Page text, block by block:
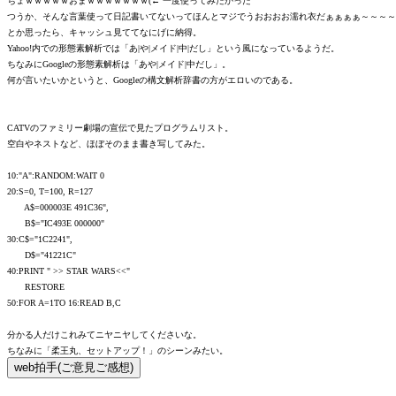
つうか、そんな言葉使って日記書いてないってほんとマジでうおおおお濡れ衣だぁぁぁぁ～～～
とか思ったら、キャッシュ見ててなにげに納得。
Yahoo!内での形態素解析では「あ|や|メイド|中|だし」という風になっているようだ。
ちなみにGoogleの形態素解析は「あや|メイド|中だし」。
何が言いたいかというと、Googleの構文解析辞書の方がエロいのである。
CATVのファミリー劇場の宣伝で見たプログラムリスト。
空白やネストなど、ほぼそのまま書き写してみた。
10:"A":RANDOM:WAIT 0
20:S=0, T=100, R=127
A$=000003E 491C36",
B$="IC493E 000000"
30:C$="1C2241",
D$="41221C"
40:PRINT " >> STAR WARS<<"
RESTORE
50:FOR A=1TO 16:READ B,C
分かる人だけこれみてニヤニヤしてくださいな。
ちなみに「柔王丸、セットアップ！」のシーンみたい。